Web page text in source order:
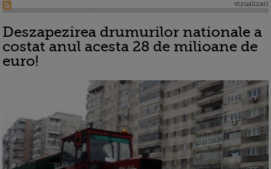
vizualizari
Deszapezirea drumurilor nationale a
costat anul acesta 28 de milioane de
euro!